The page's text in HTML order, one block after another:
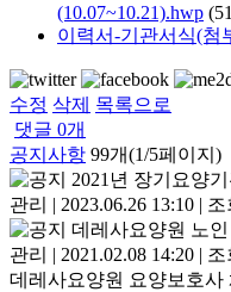
(10.07~10.21).hwp
이력서-기관서식(첨
수정 삭제 목록으로
댓글 0개
공지사항 99개(1/5페이지)
2021년 장기요양
관리 | 2023.06.26 13:10 | 조
데레사요양원 노
관리 | 2021.02.08 14:20 | 조
데레사요양원 요양보호사